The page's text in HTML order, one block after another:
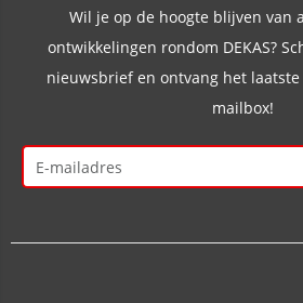
Wil je op de hoogte blijven van
ontwikkelingen rondom DEKAS?
nieuwsbrief en ontvang het
mailbox!